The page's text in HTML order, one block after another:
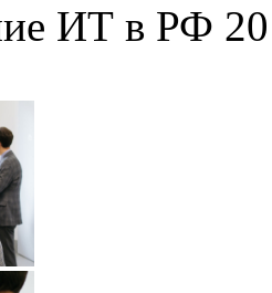
ИТ в РФ